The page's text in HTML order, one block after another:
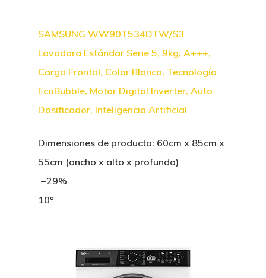
SAMSUNG WW90T534DTW/S3
Lavadora Estándar Serie 5, 9kg, A+++,
Carga Frontal, Color Blanco, Tecnología
EcoBubble, Motor Digital Inverter, Auto
Dosificador, Inteligencia Artificial
Dimensiones de producto: 60cm x 85cm x
55cm (ancho x alto x profundo)
−29%
10º